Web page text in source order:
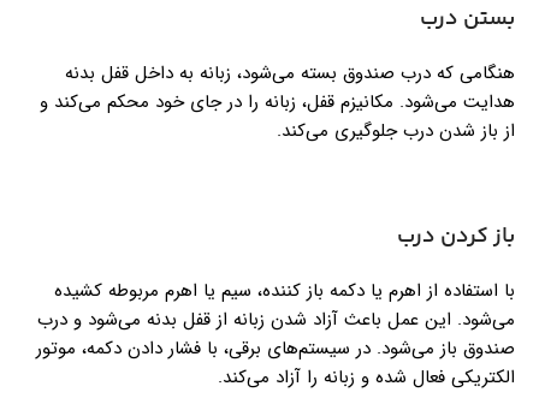
بستن درب
هنگامی که درب صندوق بسته می‌شود، زبانه به داخل قفل بدنه
هدایت می‌شود. مکانیزم قفل، زبانه را در جای خود محکم می‌کند و
از باز شدن درب جلوگیری می‌کند.
باز کردن درب
با استفاده از اهرم یا دکمه باز کننده، سیم یا اهرم مربوطه کشیده
می‌شود. این عمل باعث آزاد شدن زبانه از قفل بدنه می‌شود و درب
صندوق باز می‌شود. در سیستم‌های برقی، با فشار دادن دکمه، موتور
الکتریکی فعال شده و زبانه را آزاد می‌کند.